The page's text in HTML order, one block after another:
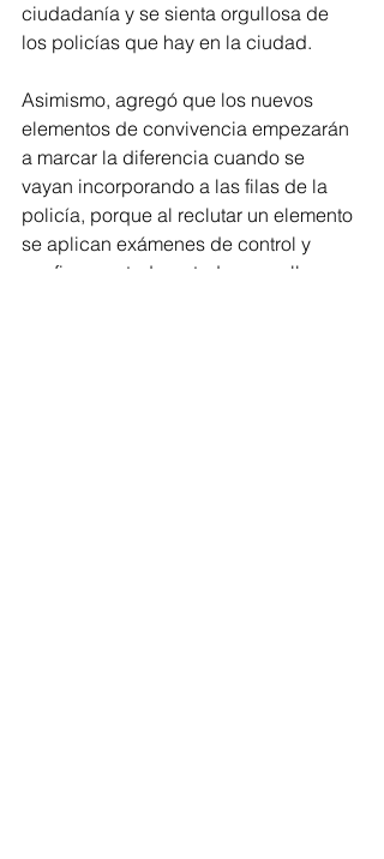
ciudadanía y se sienta orgullosa de
los policías que hay en la ciudad.
Asimismo, agregó que los nuevos
elementos de convivencia empezarán
a marcar la diferencia cuando se
vayan incorporando a las filas de la
policía, porque al reclutar un elemento
se aplican exámenes de control y
confianza a todas y todos aquellos